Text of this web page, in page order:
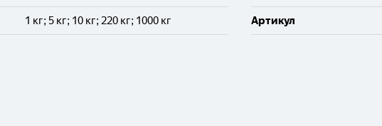
1 кг; 5 кг; 10 кг; 220 кг; 1000 кг Артикул